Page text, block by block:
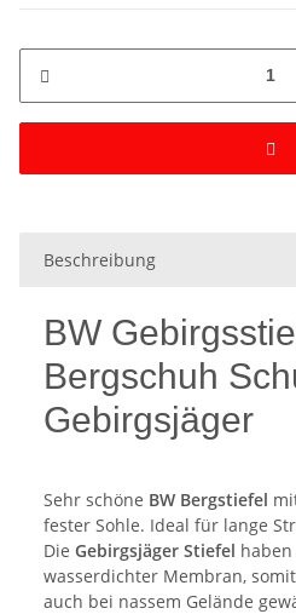
Beschreibung
BW
Bergschuh
Gebirgsjäger
Sehr schöne BW Bergstiefel
fester Sohle. Ideal für lange
Die Gebirgsjäger Stiefel
wasserdichter Membran,
auch bei nassem Gelände